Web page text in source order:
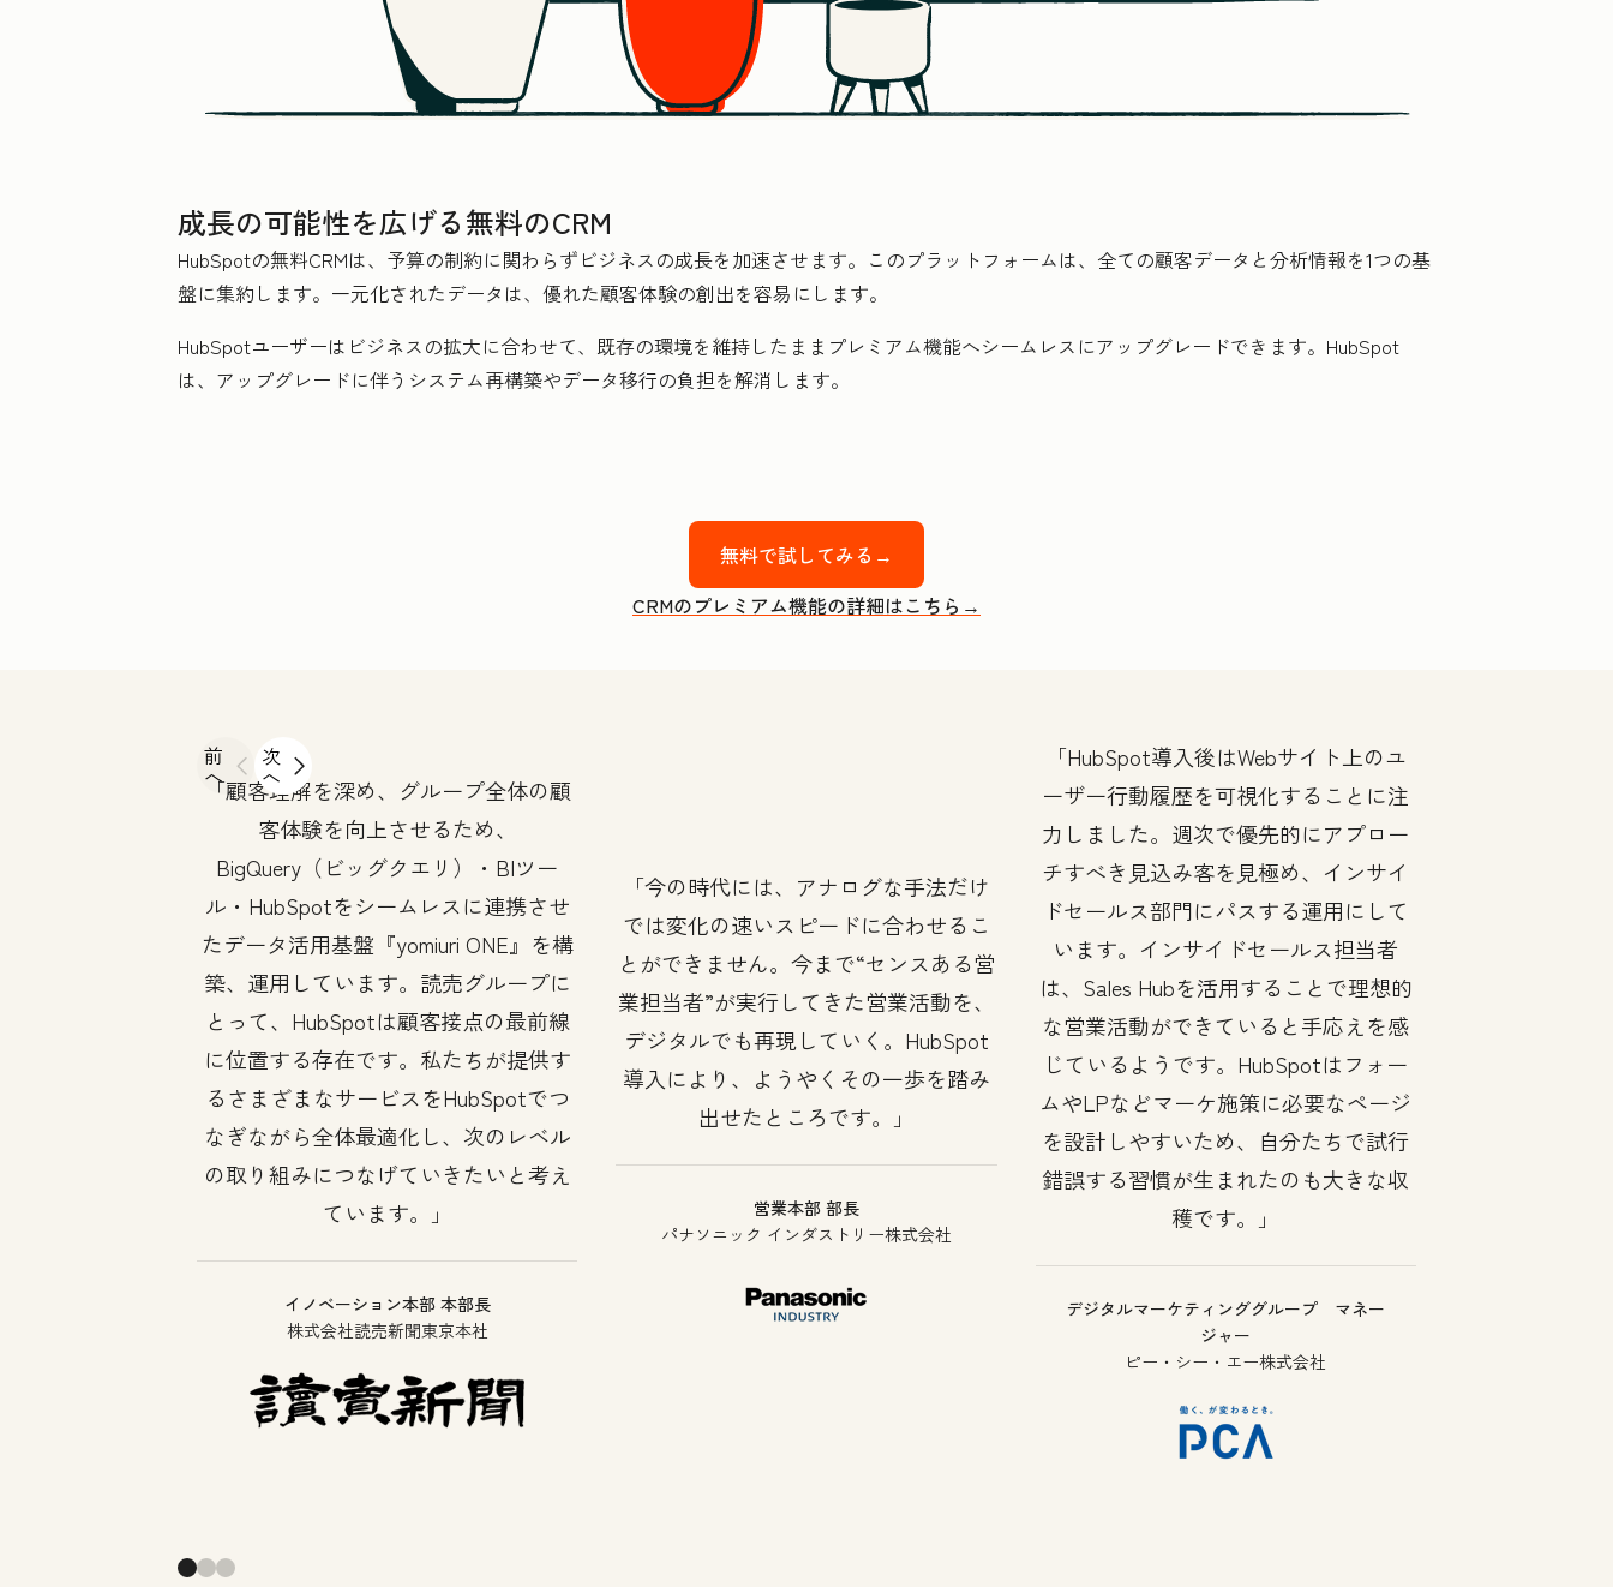
成長の可能性を広げる無料のCRM
HubSpotの無料CRMは、予算の制約に関わらずビジネスの成長を加速させます。このプラットフォームは、全ての顧客データと分析情報を1つの基
盤に集約します。一元化されたデータは、優れた顧客体験の創出を容易にします。
HubSpotユーザーはビジネスの拡大に合わせて、既存の環境を維持したままプレミアム機能へシームレスにアップグレードできます。HubSpot
は、アップグレードに伴うシステム再構築やデータ移行の負担を解消します。
無料で試してみる→
CRMのプレミアム機能の詳細はこちら→
前
へ
次
へ
顧客理解を深め、グループ全体の顧
客体験を向上させるため、
BigQuery（ビッグクエリ）・BIツー
ル・HubSpotをシームレスに連携させ
たデータ活用基盤『yomiuri ONE』を構
築、運用しています。読売グループに
とって、HubSpotは顧客接点の最前線
に位置する存在です。私たちが提供す
るさまざまなサービスをHubSpotでつ
なぎながら全体最適化し、次のレベル
の取り組みにつなげていきたいと考え
ています。
イノベーション本部 本部長
株式会社読売新聞東京本社
今の時代には、アナログな手法だけ
では変化の速いスピードに合わせるこ
とができません。今まで“センスある営
業担当者”が実行してきた営業活動を、
デジタルでも再現していく。HubSpot
導入により、ようやくその一歩を踏み
出せたところです。
営業本部 部長
パナソニック インダストリー株式会社
HubSpot導入後はWebサイト上のユ
ーザー行動履歴を可視化することに注
力しました。週次で優先的にアプロー
チすべき見込み客を見極め、インサイ
ドセールス部門にパスする運用にして
います。インサイドセールス担当者
は、Sales Hubを活用することで理想的
な営業活動ができていると手応えを感
じているようです。HubSpotはフォー
ムやLPなどマーケ施策に必要なページ
を設計しやすいため、自分たちで試行
錯誤する習慣が生まれたのも大きな収
穫です。
デジタルマーケティンググループ マネー
ジャー
ピー・シー・エー株式会社